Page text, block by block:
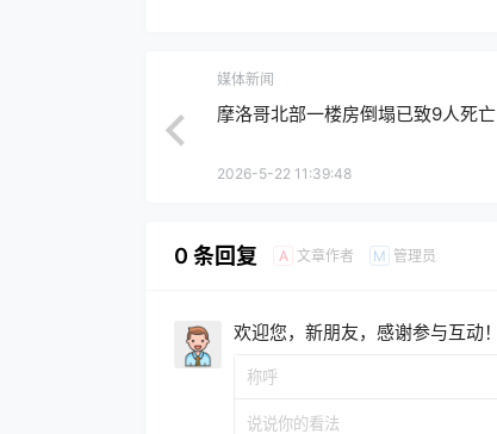
媒体新闻
摩洛哥北部一楼房倒塌已致9人死亡
2026-5-22 11:39:48
0 条回复 A 文章作者 M 管理员
欢迎您，新朋友，感谢参与互动！